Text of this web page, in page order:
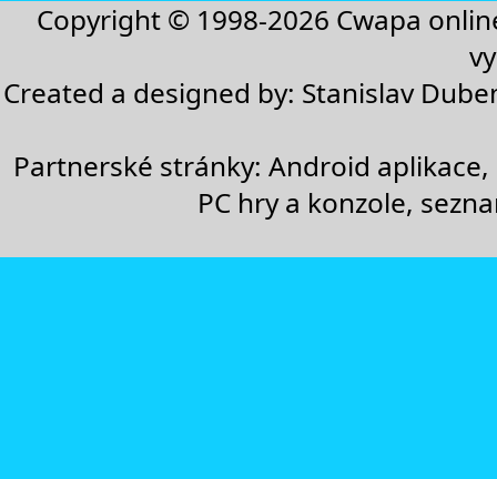
Copyright © 1998-2026 Cwapa
Created a designed by: Stanislav
Partnerské stránky:Android aplikace,
PC hry a konzole,